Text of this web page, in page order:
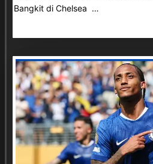
Bangkit di Chelsea …